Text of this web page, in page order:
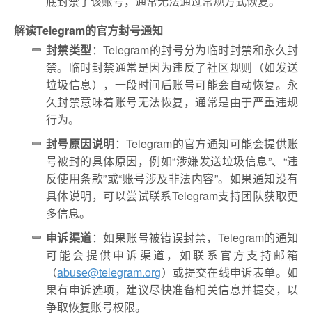
解读Telegram的官方封号通知
封禁类型：Telegram的封号分为临时封禁和永久封
禁。临时封禁通常是因为违反了社区规则（如发送
垃圾信息），一段时间后账号可能会自动恢复。永
久封禁意味着账号无法恢复，通常是由于严重违规
行为。
封号原因说明：Telegram的官方通知可能会提供账
号被封的具体原因，例如“涉嫌发送垃圾信息”、“违
反使用条款”或“账号涉及非法内容”。如果通知没有
具体说明，可以尝试联系Telegram支持团队获取更
多信息。
申诉渠道：如果账号被错误封禁，Telegram的通知
可能会提供申诉渠道，如联系官方支持邮箱
（abuse@telegram.org）或提交在线申诉表单。如
果有申诉选项，建议尽快准备相关信息并提交，以
争取恢复账号权限。